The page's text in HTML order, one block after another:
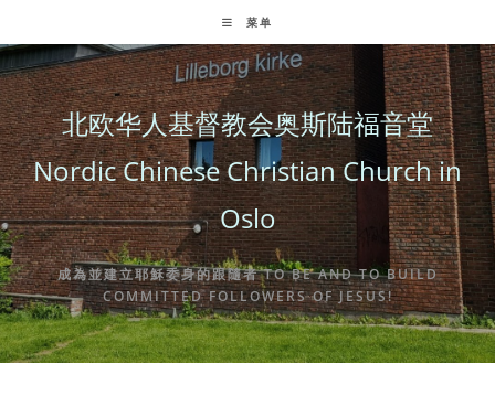
to
content
菜单
北欧华人基督教会奥斯陆福音堂
Nordic Chinese Christian Church in
Oslo
成為並建立耶穌委身的跟隨者 TO BE AND TO BUILD
COMMITTED FOLLOWERS OF JESUS!